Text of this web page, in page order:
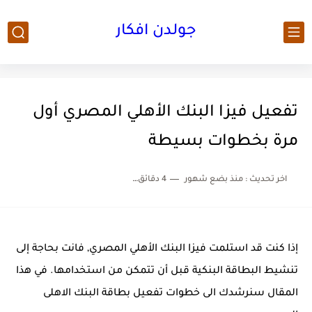
جولدن افكار
تفعيل فيزا البنك الأهلي المصري أول
مرة بخطوات بسيطة
اخر تحديث :منذ بضع شهور 4 دقائق للقراءة
إذا كنت قد استلمت فيزا البنك الأهلي المصري, فانت بحاجة إلى
تنشيط البطاقة البنكية قبل أن تتمكن من استخدامها. في هذا
المقال سنرشدك الى خطوات تفعيل بطاقة البنك الاهلى